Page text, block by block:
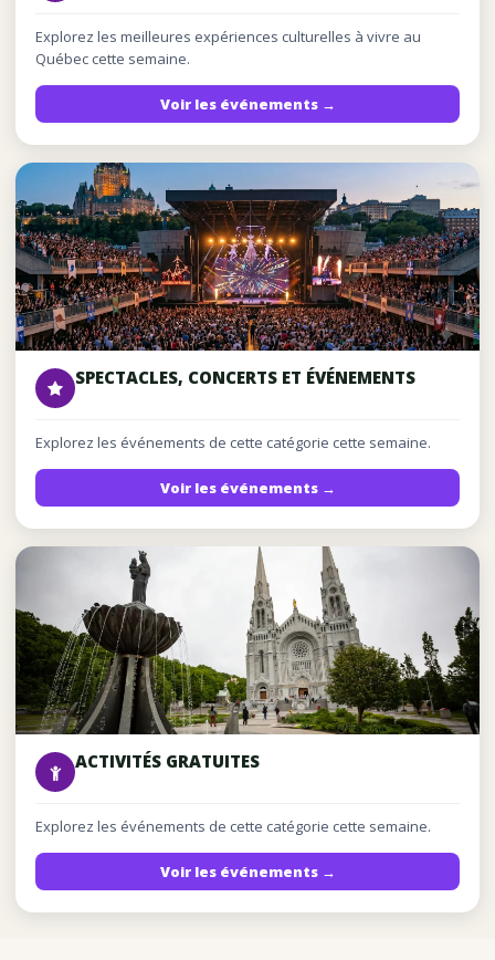
Explorez les meilleures expériences culturelles à vivre au
Québec cette semaine.
Voir les événements →
SPECTACLES, CONCERTS ET ÉVÉNEMENTS
Explorez les événements de cette catégorie cette semaine.
Voir les événements →
ACTIVITÉS GRATUITES
Explorez les événements de cette catégorie cette semaine.
Voir les événements →